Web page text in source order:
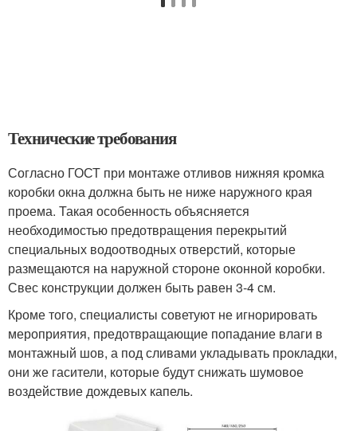
Технические требования
Согласно ГОСТ при монтаже отливов нижняя кромка
коробки окна должна быть не ниже наружного края
проема. Такая особенность объясняется
необходимостью предотвращения перекрытий
специальных водоотводных отверстий, которые
размещаются на наружной стороне оконной коробки.
Свес конструкции должен быть равен 3-4 см.
Кроме того, специалисты советуют не игнорировать
мероприятия, предотвращающие попадание влаги в
монтажный шов, а под сливами укладывать прокладки,
они же гасители, которые будут снижать шумовое
воздействие дождевых капель.